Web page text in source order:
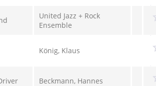
United Jazz + Rock
Ensemble
König, Klaus
Beckmann, Hannes